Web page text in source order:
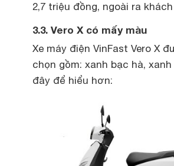
2,7 triệu đồng, ngoài ra
3.3. Vero X có mấy màu
Xe máy điện VinFast Vero X
chọn gồm: xanh bạc hà,
đây để hiểu hơn: